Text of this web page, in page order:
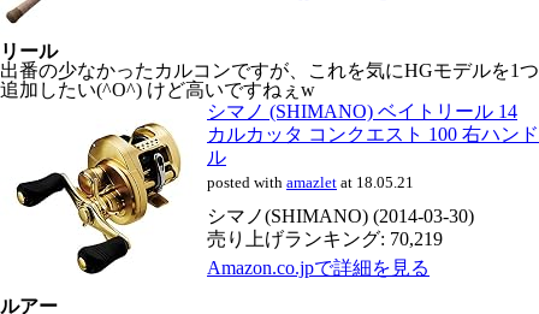
リール
出番の少なかったカルコンですが、これを気にHGモデルを1つ
追加したい(^O^) けど高いですねぇw
シマノ (SHIMANO) ベイトリール 14
カルカッタ コンクエスト 100 右ハンド
ル
posted with amazlet at 18.05.21
シマノ(SHIMANO) (2014-03-30)
売り上げランキング: 70,219
Amazon.co.jpで詳細を見る
ルアー